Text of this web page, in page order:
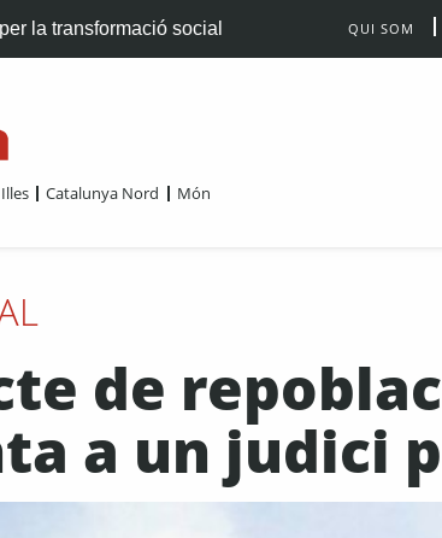
la transformació social QUI SOM
Illes Catalunya Nord Món
de
a un judici